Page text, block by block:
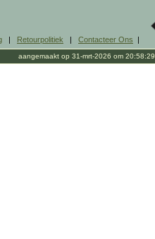
| Retourpolitiek | Contacteer Ons |
aangemaakt op 31-mrt-2026 om